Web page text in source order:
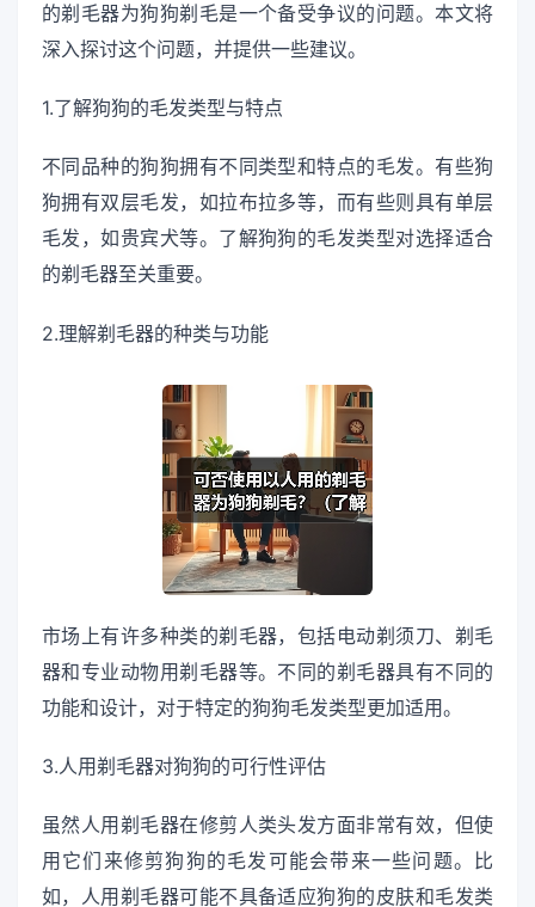
的剃毛器为狗狗剃毛是一个备受争议的问题。本文将
深入探讨这个问题，并提供一些建议。
1.了解狗狗的毛发类型与特点
不同品种的狗狗拥有不同类型和特点的毛发。有些狗
狗拥有双层毛发，如拉布拉多等，而有些则具有单层
毛发，如贵宾犬等。了解狗狗的毛发类型对选择适合
的剃毛器至关重要。
2.理解剃毛器的种类与功能
市场上有许多种类的剃毛器，包括电动剃须刀、剃毛
器和专业动物用剃毛器等。不同的剃毛器具有不同的
功能和设计，对于特定的狗狗毛发类型更加适用。
3.人用剃毛器对狗狗的可行性评估
虽然人用剃毛器在修剪人类头发方面非常有效，但使
用它们来修剪狗狗的毛发可能会带来一些问题。比
如，人用剃毛器可能不具备适应狗狗的皮肤和毛发类